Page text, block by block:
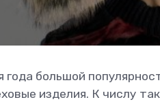
года большой
изделия. К числу